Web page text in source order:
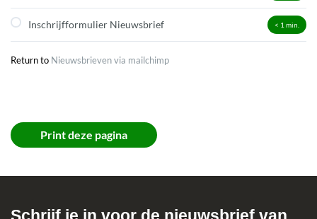
Inschrijfformulier Nieuwsbrief < 1 min.
Return to Nieuwsbrieven via mailchimp
Print deze pagina
Schrijf je in voor de nieuwsbrief van